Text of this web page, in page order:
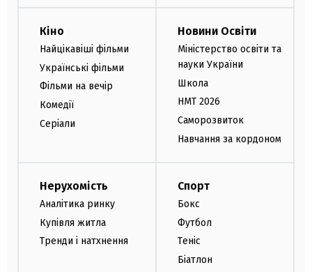
Кіно
Найцікавіші фільми
Українські фільми
Фільми на вечір
Комедії
Серіали
Новини Освіти
Міністерство освіти та
науки України
Школа
НМТ 2026
Саморозвиток
Навчання за кордоном
Нерухомість
Аналітика ринку
Купівля житла
Тренди і натхнення
Спорт
Бокс
Футбол
Теніс
Біатлон